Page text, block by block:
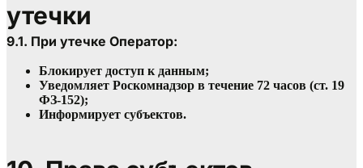
утечки
9.1. При утечке Оператор:
Блокирует доступ к данным;
Уведомляет Роскомнадзор в течение 72 часов (ст. 19
ФЗ-152);
Информирует субъектов.